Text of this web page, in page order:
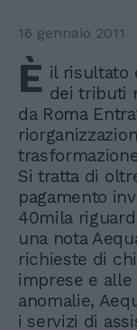
16 gennaio 2011
È il risultato
dei tributi
da Roma
Si tratta di
pagamento
40mila
una nota
richieste di
imprese e
anomalie,
i servizi di